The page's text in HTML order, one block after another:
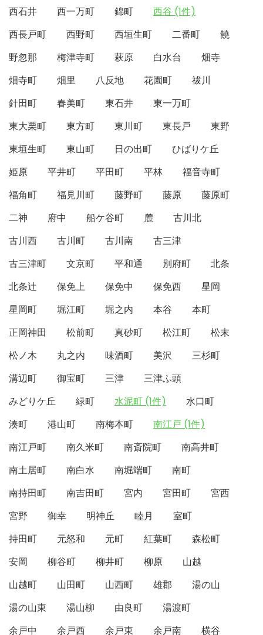
西石井
西一万町 錦町
西谷 (1件)
西長戸町
西野町 西垣生町 二番町
饒
野忽那
梅津寺町 萩原 白水台
畑寺
畑寺町
畑里 八反地 花園町
祓川
針田町
春美町 東石井
東一万町
東大栗町
東方町 東川町 東長戸
東野
東垣生町
東山町 日の出町
ひばりケ丘
姫原
平井町 平田町 平林
福音寺町
福角町
福見川町 藤野町 藤原
藤原町
二神
府中 船ケ谷町 麓
古川北
古川西
古川町 古川南
古三津
古三津町
文京町 平和通 別府町
北条
北条辻
保免上 保免中 保免西
星岡
星岡町
堀江町 堀之内 本谷
本町
正岡神田
松前町 真砂町 松江町
松末
松ノ木
丸之内 味酒町 美沢
三杉町
溝辺町
御宝町 三津
三津ふ頭
みどりケ丘
緑町 水泥町 (1件)
水口町
湊町
港山町 南梅本町
南江戸 (1件)
南江戸町
南久米町 南斎院町
南高井町
南土居町
南白水 南堀端町
南町
南持田町
南吉田町 宮内 宮田町
宮西
宮野
御幸 明神丘 睦月
室町
持田町
元怒和 元町 紅葉町
森松町
安岡
柳谷町 柳井町 柳原
山越
山越町
山田町 山西町 雄郡
湯の山
湯の山東
湯山柳 由良町
湯渡町
余戸中
余戸西 余戸東 余戸南 横谷